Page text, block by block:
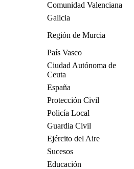
Comunidad Valenciana
Galicia
Región de Murcia
País Vasco
Ciudad Autónoma de
Ceuta
España
Protección Civil
Policía Local
Guardia Civil
Ejército del Aire
Sucesos
Educación